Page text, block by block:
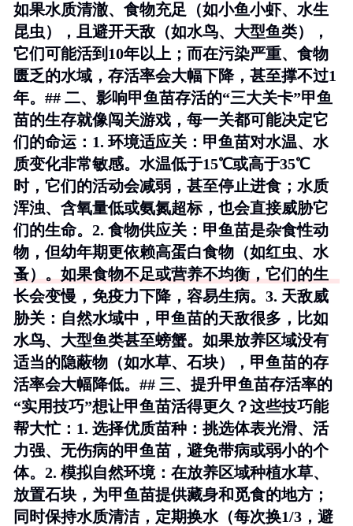
如果水质清澈、食物充足（如小鱼小虾、水生
昆虫），且避开天敌（如水鸟、大型鱼类），
它们可能活到10年以上；而在污染严重、食物
匮乏的水域，存活率会大幅下降，甚至撑不过1
年。## 二、影响甲鱼苗存活的“三大关卡”甲鱼
苗的生存就像闯关游戏，每一关都可能决定它
们的命运：1.环境适应关 ：甲鱼苗对水温、水
质变化非常敏感。水温低于15℃或高于35℃
时，它们的活动会减弱，甚至停止进食；水质
浑浊、含氧量低或氨氮超标，也会直接威胁它
们的生命。2. 食物供应关 ：甲鱼苗是杂食性动
物，但幼年期更依赖高蛋白食物（如红虫、水
蚤）。如果食物不足或营养不均衡，它们的生
长会变慢，免疫力下降，容易生病。3. 天敌威
胁关 ：自然水域中，甲鱼苗的天敌很多，比如
水鸟、大型鱼类甚至螃蟹。如果放养区域没有
适当的隐蔽物（如水草、石块），甲鱼苗的存
活率会大幅降低。## 三、提升甲鱼苗存活率的
“实用技巧”想让甲鱼苗活得更久？这些技巧能
帮大忙：1. 选择优质苗种 ：挑选体表光滑、活
力强、无伤病的甲鱼苗，避免带病或弱小的个
体。2. 模拟自然环境：在放养区域种植水草、
放置石块，为甲鱼苗提供藏身和觅食的地方；
同时保持水质清洁，定期换水（每次换1/3，避